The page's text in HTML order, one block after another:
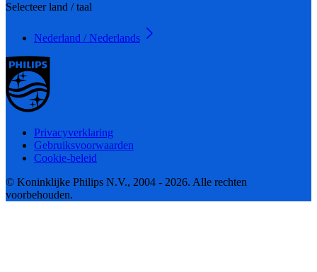
Selecteer land / taal
Nederland / Nederlands
Privacyverklaring
Gebruiksvoorwaarden
Cookie-beleid
© Koninklijke Philips N.V., 2004 - 2026. Alle rechten
voorbehouden.